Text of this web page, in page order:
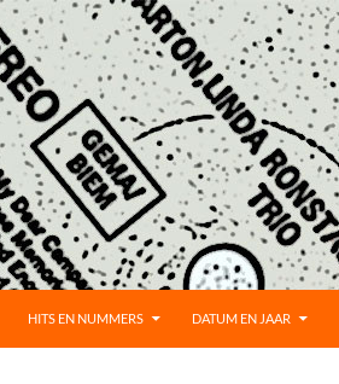
HITS EN NUMMERS DATUM EN JAAR